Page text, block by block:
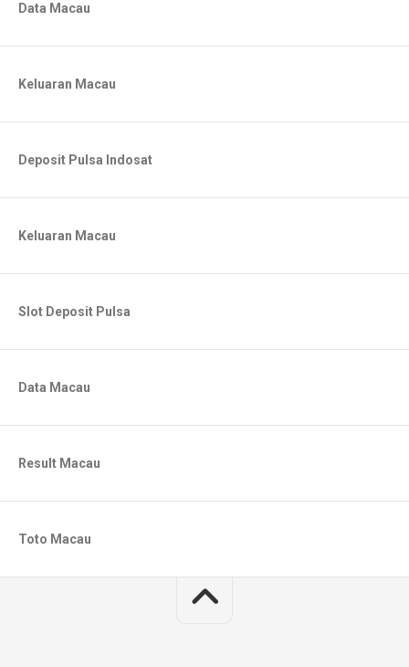
Data Macau
Keluaran Macau
Deposit Pulsa Indosat
Keluaran Macau
Slot Deposit Pulsa
Data Macau
Result Macau
Toto Macau